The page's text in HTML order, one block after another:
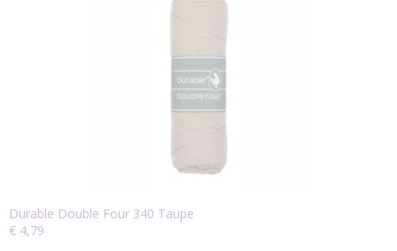
Durable Double Four 340 Taupe
€ 4,79